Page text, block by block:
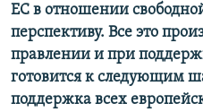
ЕС в отношении
перспективу. Все это
правлении и при
готовится к следующим
поддержка всех